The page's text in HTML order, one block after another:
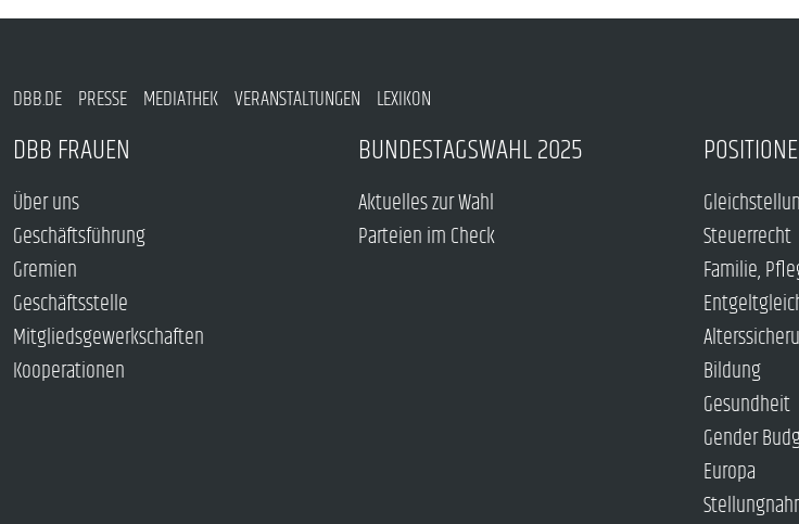
DBB.DE PRESSE MEDIATHEK VERANSTALTUNGEN LEXIKON
DBB FRAUEN
Über uns
Geschäftsführung
Gremien
Geschäftsstelle
Mitgliedsgewerkschaften
Kooperationen
BUNDESTAGSWAHL 2025
Aktuelles zur Wahl
Parteien im Check
Steuerrecht
Familie,
Bildung
Gesundheit
Gender
Europa